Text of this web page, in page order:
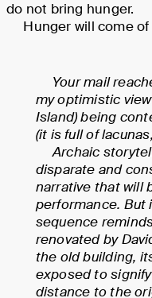
do not bring hunger.
Hunger will come
Your mail
my optimistic
Island) being
(it is full of
Archaic
disparate and
narrative that will
performance. But
sequence
renovated by
the old building,
exposed to
distance to the